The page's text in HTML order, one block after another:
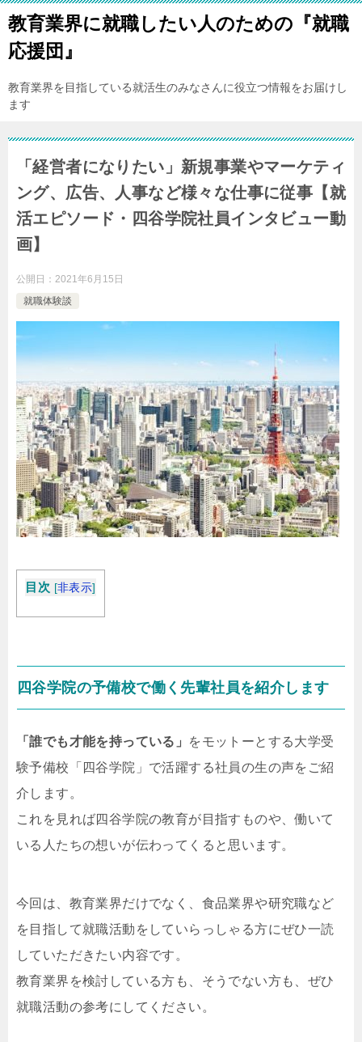
教育業界に就職したい人のための『就職
応援団』
教育業界を目指している就活生のみなさんに役立つ情報をお届けし
ます
「経営者になりたい」新規事業やマーケティ
ング、広告、人事など様々な仕事に従事【就
活エピソード・四谷学院社員インタビュー動
画】
公開日： 2021年6月15日
就職体験談
目次 [非表示]
四谷学院の予備校で働く先輩社員を紹介します
「誰でも才能を持っている」
をモットーとする大学受
験予備校「四谷学院」で活躍する社員の生の声をご紹
介します。
これを見れば四谷学院の教育が目指すものや、働いて
いる人たちの想いが伝わってくると思います。
今回は、教育業界だけでなく、食品業界や研究職など
を目指して就職活動をしていらっしゃる方にぜひ一読
していただきたい内容です。
教育業界を検討している方も、そうでない方も、ぜひ
就職活動の参考にしてください。